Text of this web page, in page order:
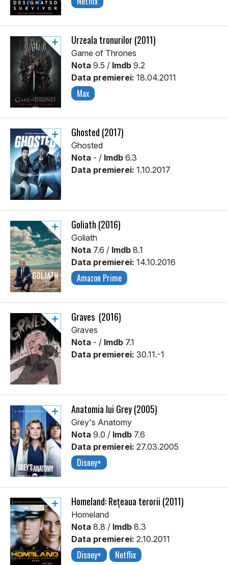
Urzeala tronurilor (2011)
Game of Thrones
Nota 9.5 / Imdb 9.2
Data premierei: 18.04.2011
Max
Ghosted (2017)
Ghosted
Nota - / Imdb 6.3
Data premierei: 1.10.2017
Goliath (2016)
Goliath
Nota 7.6 / Imdb 8.1
Data premierei: 14.10.2016
Amazon Prime
Graves (2016)
Graves
Nota - / Imdb 7.1
Data premierei: 30.11.-1
Anatomia lui Grey (2005)
Grey's Anatomy
Nota 9.0 / Imdb 7.6
Data premierei: 27.03.2005
Disney+
Homeland: Rețeaua terorii (2011)
Homeland
Nota 8.8 / Imdb 8.3
Data premierei: 2.10.2011
Disney+ Netflix